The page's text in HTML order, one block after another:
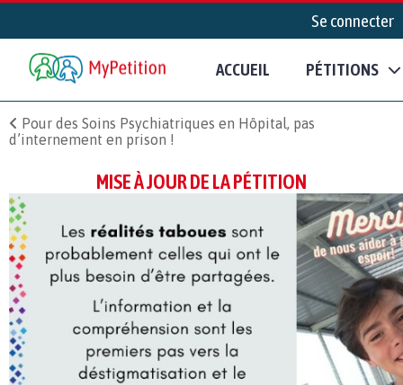
Se connecter
ACCUEIL PÉTITIONS
Pour des Soins Psychiatriques en Hôpital, pas
d’internement en prison !
MISE À JOUR DE LA PÉTITION